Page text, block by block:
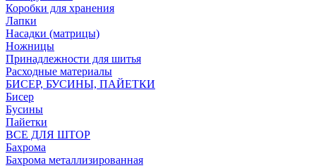
Коробки для хранения
Лапки
Насадки (матрицы)
Ножницы
Принадлежности для шитья
Расходные материалы
БИСЕР, БУСИНЫ, ПАЙЕТКИ
Бисер
Бусины
Пайетки
ВСЕ ДЛЯ ШТОР
Бахрома
Бахрома металлизированная